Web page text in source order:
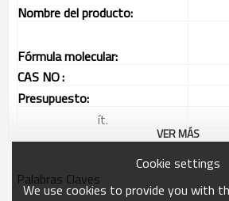
Nombre del producto:
Fórmula molecular:
CAS NO:
Presupuesto:
ít.
Apariencia
Aminoácido total
Nitrógeno total
VER MÁS
Palabras Claves
Cookie settings
We use cookies to provide you with